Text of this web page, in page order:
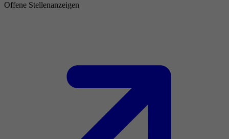
Offene Stellenanzeigen